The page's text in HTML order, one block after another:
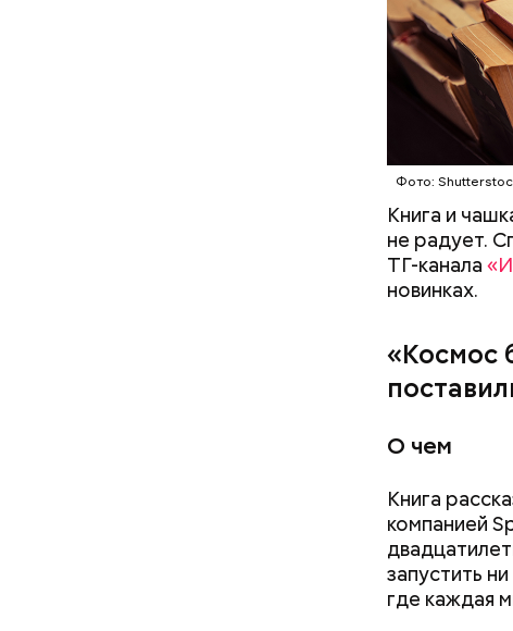
Фото:
Книга и
не радует.
ТГ-канала
новинках.
«Космос
О чем
Книга
компанией
запустить
где каждая